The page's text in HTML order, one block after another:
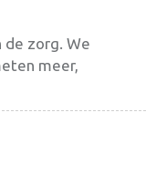
de zorg. We
meer,